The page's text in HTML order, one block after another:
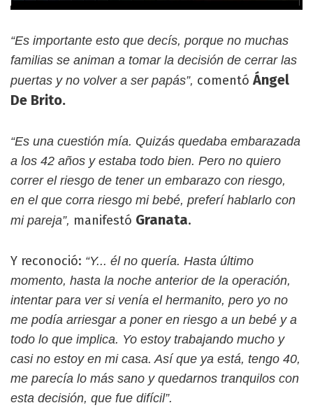
“Es importante esto que decís, porque no muchas
familias se animan a tomar la decisión de cerrar las
puertas y no volver a ser papás”, comentó Ángel
De Brito.
“Es una cuestión mía. Quizás quedaba embarazada
a los 42 años y estaba todo bien. Pero no quiero
correr el riesgo de tener un embarazo con riesgo,
en el que corra riesgo mi bebé, preferí hablarlo con
mi pareja”, manifestó Granata.
Y reconoció: “Y... él no quería. Hasta último
momento, hasta la noche anterior de la operación,
intentar para ver si venía el hermanito, pero yo no
me podía arriesgar a poner en riesgo a un bebé y a
todo lo que implica. Yo estoy trabajando mucho y
casi no estoy en mi casa. Así que ya está, tengo 40,
me parecía lo más sano y quedarnos tranquilos con
esta decisión, que fue difícil”.